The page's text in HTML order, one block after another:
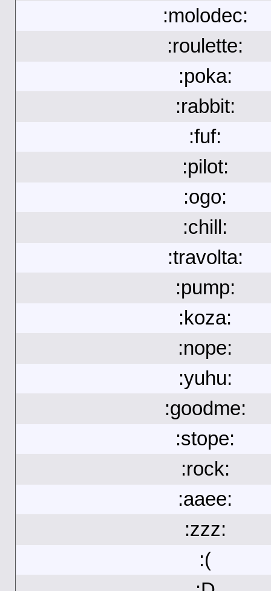
:molodec:
:roulette:
:poka:
:rabbit:
:fuf:
:pilot:
:ogo:
:chill:
:travolta:
:pump:
:koza:
:nope:
:yuhu:
:goodme:
:stope:
:rock:
:aaee:
:zzz:
:(